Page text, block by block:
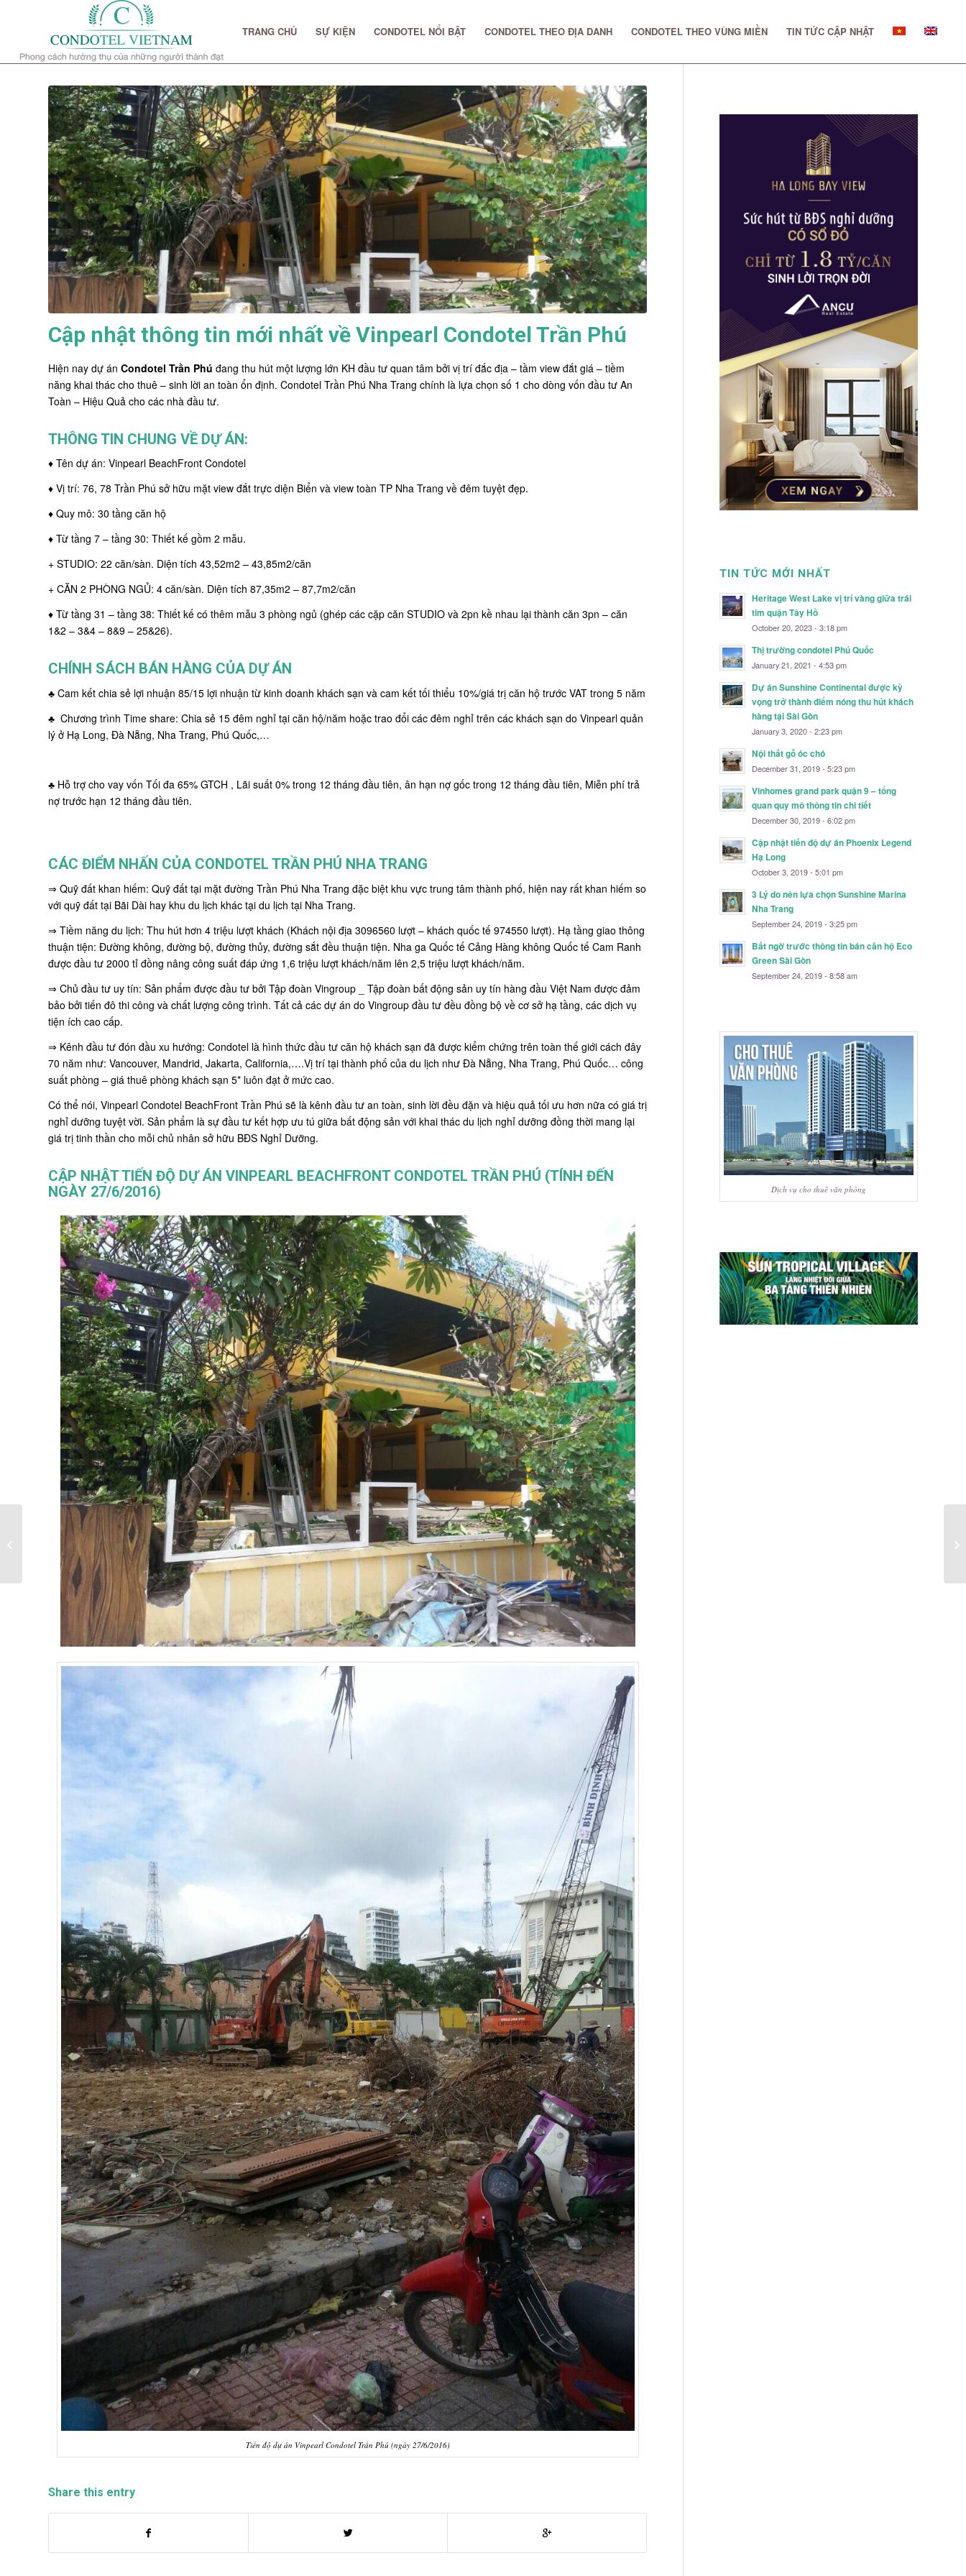
TRANG CHỦ SỰ KIỆN CONDOTEL NỔI BẬT CONDOTEL THEO ĐỊA DANH CONDOTEL THEO VÙNG MIỀN TIN TỨC CẬP NHẬT
Cập nhật thông tin mới nhất về Vinpearl Condotel Trần Phú
Hiện nay dự án Condotel Trần Phú đang thu hút một lượng lớn KH đầu tư quan tâm bởi vị trí đắc địa – tầm view đắt giá – tiềm
năng khai thác cho thuê – sinh lời an toàn ổn định. Condotel Trần Phú Nha Trang chính là lựa chọn số 1 cho dòng vốn đầu tư An
Toàn – Hiệu Quả cho các nhà đầu tư.
THÔNG TIN CHUNG VỀ DỰ ÁN:
♦ Tên dự án: Vinpearl BeachFront Condotel
♦ Vị trí: 76, 78 Trần Phú sở hữu mặt view đắt trực diện Biển và view toàn TP Nha Trang về đêm tuyệt đẹp.
♦ Quy mô: 30 tầng căn hộ
♦ Từ tầng 7 – tầng 30: Thiết kế gồm 2 mẫu.
+ STUDIO: 22 căn/sàn. Diện tích 43,52m2 – 43,85m2/căn
+ CĂN 2 PHÒNG NGỦ: 4 căn/sàn. Diện tích 87,35m2 – 87,7m2/căn
♦ Từ tầng 31 – tầng 38: Thiết kế có thêm mẫu 3 phòng ngủ (ghép các cặp căn STUDIO và 2pn kề nhau lại thành căn 3pn – căn
1&2 – 3&4 – 8&9 – 25&26).
CHÍNH SÁCH BÁN HÀNG CỦA DỰ ÁN
♣ Cam kết chia sẻ lợi nhuận 85/15 lợi nhuận từ kinh doanh khách sạn và cam kết tối thiểu 10%/giá trị căn hộ trước VAT trong 5 năm
♣ Chương trình Time share: Chia sẻ 15 đêm nghỉ tại căn hộ/năm hoặc trao đổi các đêm nghỉ trên các khách sạn do Vinpearl quản
lý ở Hạ Long, Đà Nẵng, Nha Trang, Phú Quốc,…
♣ Hỗ trợ cho vay vốn Tối đa 65% GTCH , Lãi suất 0% trong 12 tháng đầu tiên, ân hạn nợ gốc trong 12 tháng đầu tiên, Miễn phí trả
nợ trước hạn 12 tháng đầu tiên.
CÁC ĐIỂM NHẤN CỦA CONDOTEL TRẦN PHÚ NHA TRANG
⇒ Quỹ đất khan hiếm: Quỹ đất tại mặt đường Trần Phú Nha Trang đặc biệt khu vực trung tâm thành phố, hiện nay rất khan hiếm so
với quỹ đất tại Bãi Dài hay khu du lịch khác tại du lịch tại Nha Trang.
⇒ Tiềm năng du lịch: Thu hút hơn 4 triệu lượt khách (Khách nội địa 3096560 lượt – khách quốc tế 974550 lượt). Hạ tầng giao thông
thuận tiện: Đường không, đường bộ, đường thủy, đường sắt đều thuận tiện. Nha ga Quốc tế Cảng Hàng không Quốc tế Cam Ranh
được đầu tư 2000 tỉ đồng nâng công suất đáp ứng 1,6 triệu lượt khách/năm lên 2,5 triệu lượt khách/năm.
⇒ Chủ đầu tư uy tín: Sản phẩm được đầu tư bởi Tập đoàn Vingroup _ Tập đoàn bất động sản uy tín hàng đầu Việt Nam được đảm
bảo bởi tiến đô thi công và chất lượng công trình. Tất cả các dự án do Vingroup đầu tư đều đồng bộ về cơ sở hạ tầng, các dịch vụ
tiện ích cao cấp.
⇒ Kênh đầu tư đón đầu xu hướng: Condotel là hình thức đầu tư căn hộ khách sạn đã được kiểm chứng trên toàn thế giới cách đây
70 năm như: Vancouver, Mandrid, Jakarta, California,….Vị trí tại thành phố của du lịch như Đà Nẵng, Nha Trang, Phú Quốc… công
suất phòng – giá thuê phòng khách sạn 5* luôn đạt ở mức cao.
Có thể nói, Vinpearl Condotel BeachFront Trần Phú sẽ là kênh đầu tư an toàn, sinh lời đều đặn và hiệu quả tối ưu hơn nữa có giá trị
nghỉ dưỡng tuyệt vời. Sản phẩm là sự đầu tư kết hợp ưu tú giữa bất động sản với khai thác du lịch nghỉ dưỡng đồng thời mang lại
giá trị tinh thần cho mỗi chủ nhân sở hữu BĐS Nghỉ Dưỡng.
CẬP NHẬT TIẾN ĐỘ DỰ ÁN VINPEARL BEACHFRONT CONDOTEL TRẦN PHÚ (TÍNH ĐẾN
NGÀY 27/6/2016)
Tiến độ dự án Vinpearl Condotel Trần Phú (ngày 27/6/2016)
Share this entry
TIN TỨC MỚI NHẤT
Heritage West Lake vị trí vàng giữa trái
tim quận Tây Hồ
October 20, 2023 - 3:18 pm
Thị trường condotel Phú Quốc
January 21, 2021 - 4:53 pm
Dự án Sunshine Continental được kỳ
vọng trở thành điểm nóng thu hút khách
hàng tại Sài Gòn
January 3, 2020 - 2:23 pm
Nội thất gỗ óc chó
December 31, 2019 - 5:23 pm
Vinhomes grand park quận 9 – tổng
quan quy mô thông tin chi tiết
December 30, 2019 - 6:02 pm
Cập nhật tiến độ dự án Phoenix Legend
Hạ Long
October 3, 2019 - 5:01 pm
3 Lý do nên lựa chọn Sunshine Marina
Nha Trang
September 24, 2019 - 3:25 pm
Bất ngờ trước thông tin bán căn hộ Eco
Green Sài Gòn
September 24, 2019 - 8:58 am
Dịch vụ cho thuê văn phòng
Nghỉ dưỡng thượng lưu
với Vinpearl Beachfront
Condotel